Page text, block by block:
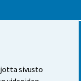
sivusto